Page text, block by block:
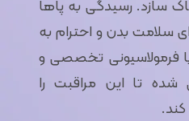
سلامت بدن و احترام به
فرمولاسیونی تخصصی و
تا این مراقبت را